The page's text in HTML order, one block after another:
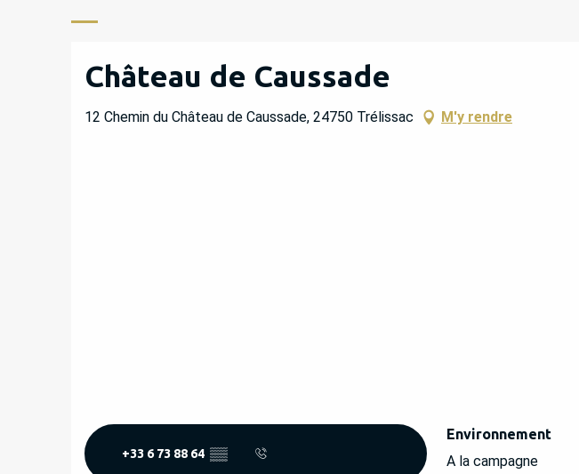
Château de Caussade
12 Chemin du Château de Caussade, 24750 Trélissac M'y rendre
+33 6 73 88 64 ▒▒
Environnement
Environnement
A la campagne